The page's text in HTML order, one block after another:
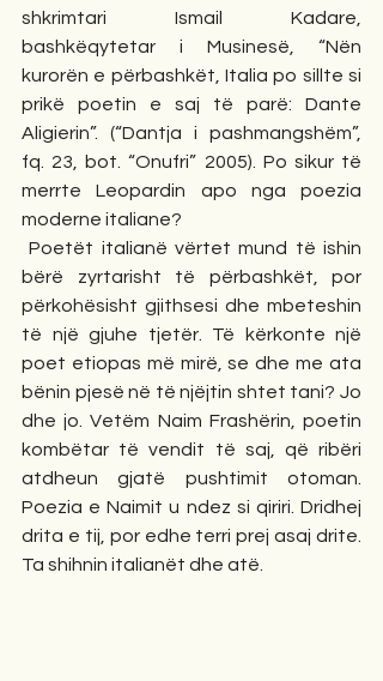
shkrimtari Ismail Kadare,
bashkëqytetar i Musinesë, “Nën
kurorën e përbashkët, Italia po sillte si
prikë poetin e saj të parë: Dante
Aligierin”. (“Dantja i pashmangshëm”,
fq. 23, bot. “Onufri” 2005). Po sikur të
merrte Leopardin apo nga poezia
moderne italiane?
Poetët italianë vërtet mund të ishin
bërë zyrtarisht të përbashkët, por
përkohësisht gjithsesi dhe mbeteshin
të një gjuhe tjetër. Të kërkonte një
poet etiopas më mirë, se dhe me ata
bënin pjesë në të njëjtin shtet tani? Jo
dhe jo. Vetëm Naim Frashërin, poetin
kombëtar të vendit të saj, që ribëri
atdheun gjatë pushtimit otoman.
Poezia e Naimit u ndez si qiriri. Dridhej
drita e tij, por edhe terri prej asaj drite.
Ta shihnin italianët dhe atë.